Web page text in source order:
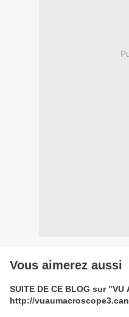
Vous aimerez aussi
SUITE DE CE BLOG sur "VU
http://